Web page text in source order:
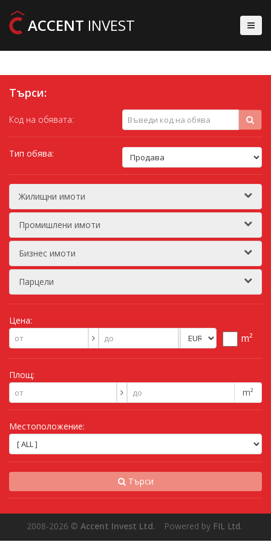
ACCENT INVEST
Търси:
Код на обявата:
Тип обява:
Жилищни имоти
Промишлени имоти
Бизнес имоти
Парцели
Цена:
m²
Площ:
m²
Местоположение:
Търси
2008-2026 © Accent Invest Ltd. Powered by FIL Ltd.